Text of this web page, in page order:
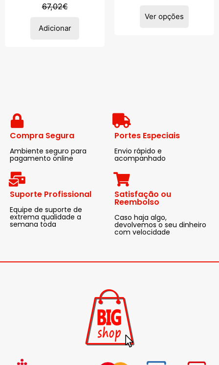
67,02€
Adicionar
Ver opções
Compra Segura
Ambiente seguro para
pagamento online
Portes Especiais
Envio rápido e
acompanhado
Suporte Profissional
Equipe de suporte de
extrema qualidade a
semana toda
Satisfação ou
Reembolso
Caso haja algo,
devolvemos o seu dinheiro
com velocidade